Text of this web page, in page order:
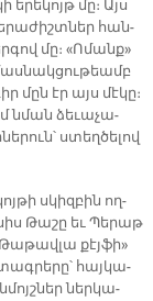
մը։ Այս
ե­րա­ժիշտ­ներ հան­
մը։ «Ո­մանք»
էր այս մէ­կը։
նման ձե­ւա­չա­
ստեղ­ծե­լով
սկիզ­բին ող­
Թա­շը եւ Պե­րաթ
քէյ­ֆի»
հայ­կա­
ներ­կա­